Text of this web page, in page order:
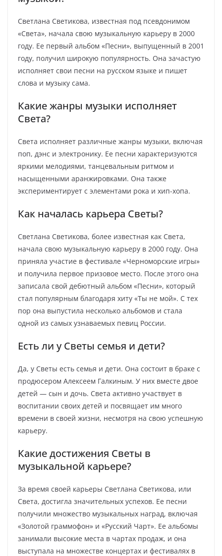
Светлана Светикова, известная под псевдонимом
«Света», начала свою музыкальную карьеру в 2000
году. Ее первый альбом «Песни», выпущенный в 2001
году, получил широкую популярность. Она зачастую
исполняет свои песни на русском языке и пишет
слова и музыку сама.
Какие жанры музыки исполняет
Света?
Света исполняет различные жанры музыки, включая
поп, дэнс и электронику. Ее песни характеризуются
яркими мелодиями, танцевальным ритмом и
насыщенными аранжировками. Она также
экспериментирует с элементами рока и хип-хопа.
Как началась карьера Светы?
Светлана Светикова, более известная как Света,
начала свою музыкальную карьеру в 2000 году. Она
приняла участие в фестивале «Черноморские игры»
и получила первое призовое место. После этого она
записала свой дебютный альбом «Песни», который
стал популярным благодаря хиту «Ты не мой». С тех
пор она выпустила несколько альбомов и стала
одной из самых узнаваемых певиц России.
Есть ли у Светы семья и дети?
Да, у Светы есть семья и дети. Она состоит в браке с
продюсером Алексеем Галкиным. У них вместе двое
детей — сын и дочь. Света активно участвует в
воспитании своих детей и посвящает им много
времени в своей жизни, несмотря на свою успешную
карьеру.
Какие достижения Светы в
музыкальной карьере?
За время своей карьеры Светлана Светикова, или
Света, достигла значительных успехов. Ее песни
получили множество музыкальных наград, включая
«Золотой граммофон» и «Русский Чарт». Ее альбомы
занимали высокие места в чартах продаж, и она
выступала на множестве концертах и фестивалях в